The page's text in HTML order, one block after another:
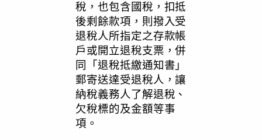
稅，也包含國稅，扣抵
後剩餘款項，則撥入受
退稅人所指定之存款帳
戶或開立退稅支票，併
同「退稅抵繳通知書」
郵寄送達受退稅人，讓
納稅義務人了解退稅、
欠稅標的及金額等事
項。